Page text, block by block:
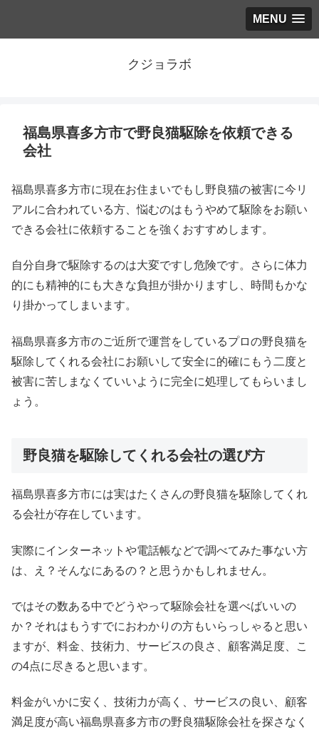
MENU
クジョラボ
福島県喜多方市で野良猫駆除を依頼できる
会社
福島県喜多方市に現在お住まいでもし野良猫の被害に今リ
アルに合われている方、悩むのはもうやめて駆除をお願い
できる会社に依頼することを強くおすすめします。
自分自身で駆除するのは大変ですし危険です。さらに体力
的にも精神的にも大きな負担が掛かりますし、時間もかな
り掛かってしまいます。
福島県喜多方市のご近所で運営をしているプロの野良猫を
駆除してくれる会社にお願いして安全に的確にもう二度と
被害に苦しまなくていいように完全に処理してもらいまし
ょう。
野良猫を駆除してくれる会社の選び方
福島県喜多方市には実はたくさんの野良猫を駆除してくれ
る会社が存在しています。
実際にインターネットや電話帳などで調べてみた事ない方
は、え？そんなにあるの？と思うかもしれません。
ではその数ある中でどうやって駆除会社を選べばいいの
か？それはもうすでにおわかりの方もいらっしゃると思い
ますが、料金、技術力、サービスの良さ、顧客満足度、こ
の4点に尽きると思います。
料金がいかに安く、技術力が高く、サービスの良い、顧客
満足度が高い福島県喜多方市の野良猫駆除会社を探さなく